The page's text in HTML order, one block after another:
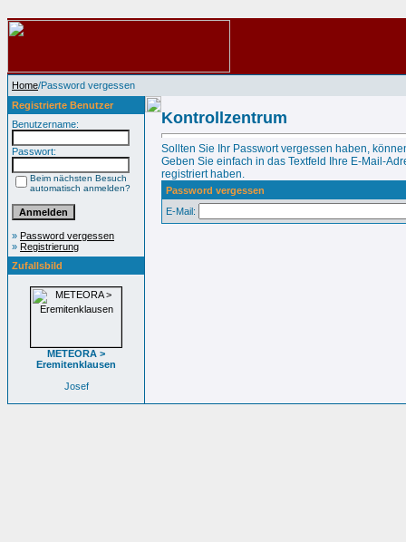
Home/Password vergessen
Registrierte Benutzer
Benutzername:
Passwort:
Beim nächsten Besuch
automatisch anmelden?
» Password vergessen
» Registrierung
Zufallsbild
METEORA >
Eremitenklausen
Josef
Kontrollzentrum
Sollten Sie Ihr Passwort vergessen haben,
Geben Sie einfach in das Textfeld Ihre E-Mail-
registriert haben.
Password vergessen
E-Mail: